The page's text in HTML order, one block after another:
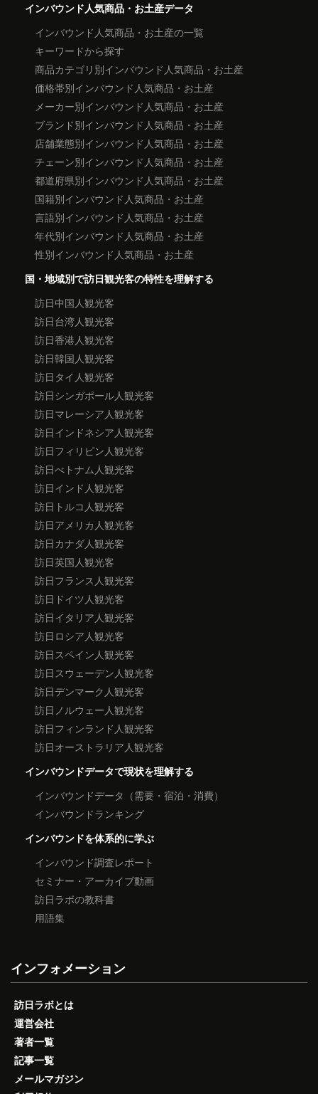
インバウンド人気商品・お土産データ
インバウンド人気商品・お土産の一覧
キーワードから探す
商品カテゴリ別インバウンド人気商品・お土産
価格帯別インバウンド人気商品・お土産
メーカー別インバウンド人気商品・お土産
ブランド別インバウンド人気商品・お土産
店舗業態別インバウンド人気商品・お土産
チェーン別インバウンド人気商品・お土産
都道府県別インバウンド人気商品・お土産
国籍別インバウンド人気商品・お土産
言語別インバウンド人気商品・お土産
年代別インバウンド人気商品・お土産
性別インバウンド人気商品・お土産
国・地域別で訪日観光客の特性を理解する
訪日中国人観光客
訪日台湾人観光客
訪日香港人観光客
訪日韓国人観光客
訪日タイ人観光客
訪日シンガポール人観光客
訪日マレーシア人観光客
訪日インドネシア人観光客
訪日フィリピン人観光客
訪日べトナム人観光客
訪日インド人観光客
訪日トルコ人観光客
訪日アメリカ人観光客
訪日カナダ人観光客
訪日英国人観光客
訪日フランス人観光客
訪日ドイツ人観光客
訪日イタリア人観光客
訪日ロシア人観光客
訪日スペイン人観光客
訪日スウェーデン人観光客
訪日デンマーク人観光客
訪日ノルウェー人観光客
訪日フィンランド人観光客
訪日オーストラリア人観光客
インバウンドデータで現状を理解する
インバウンドデータ（需要・宿泊・消費）
インバウンドランキング
インバウンドを体系的に学ぶ
インバウンド調査レポート
セミナー・アーカイブ動画
訪日ラボの教科書
用語集
インフォメーション
訪日ラボとは
運営会社
著者一覧
記事一覧
メールマガジン